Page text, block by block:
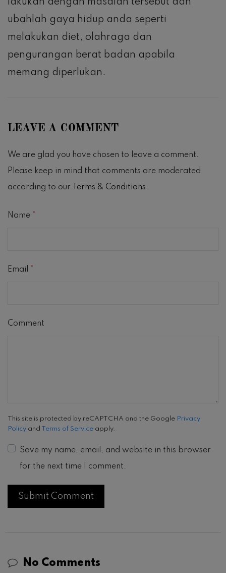
lakukan dengan masalah tersebut dan
ubahlah gaya hidup anda seperti
melakukan diet, olahraga dan
pengurangan berat badan apabila
memang diperlukan.
LEAVE A COMMENT
We are glad you have chosen to leave a comment.
Please keep in mind that comments are moderated
according to our Terms & Conditions.
Name
Email
Comment
This site is protected by reCAPTCHA and the Google Privacy
Policy and Terms of Service apply.
Save my name, email, and website in this browser
for the next time I comment.
No Comments